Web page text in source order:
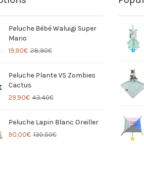
Peluche Bébé Waluigi Super
Mario
28,90€
19,90€
Peluche Plante VS Zombies
Cactus
43,40€
29,90€
Peluche Lapin Blanc Oreiller
130,50€
90,00€